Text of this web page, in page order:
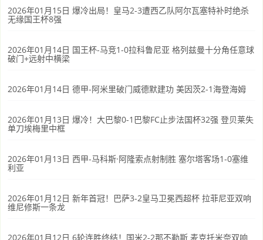
2026年01月15日 爆冷出局！皇马2-3遭西乙队阿尔瓦塞特补时绝杀
无缘国王杯8强
2026年01月14日 国王杯-马竞1-0拉科鲁尼亚 格列兹曼十分角任意球
破门+远射中横梁
2026年01月14日 德甲-阿米里破门威德默建功 美因茨2-1海登海姆
2026年01月13日 爆冷！大巴黎0-1巴黎FC止步法国杯32强 登贝莱失
单刀埃梅里中框
2026年01月13日 西甲-马科斯·阿隆索点射制胜 塞尔塔客场1-0塞维
利亚
2026年01月12日 新年首冠！巴萨3-2皇马卫冕西超杯 拉菲尼亚双响
维尼修斯一条龙
2026年01月12日 6轮连胜终结！国米2-2那不勒斯 麦克托米奈双响